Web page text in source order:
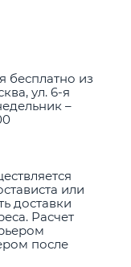
бесплатно из
ул. 6-я
–
или
доставки
Расчет
после